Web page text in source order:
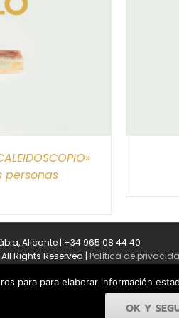
personas
Alicante | +34 965 08 44 40
Rights Reserved | Política de
para para elaborar información
OK Y